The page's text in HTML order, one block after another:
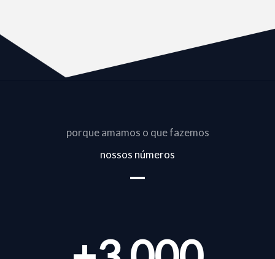
porque amamos o que fazemos
nossos números